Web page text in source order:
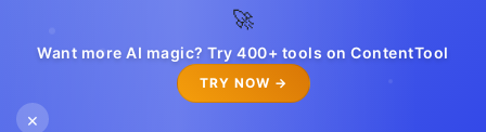
🚀
Want more AI magic? Try 400+ tools on ContentTool
TRY NOW →
×